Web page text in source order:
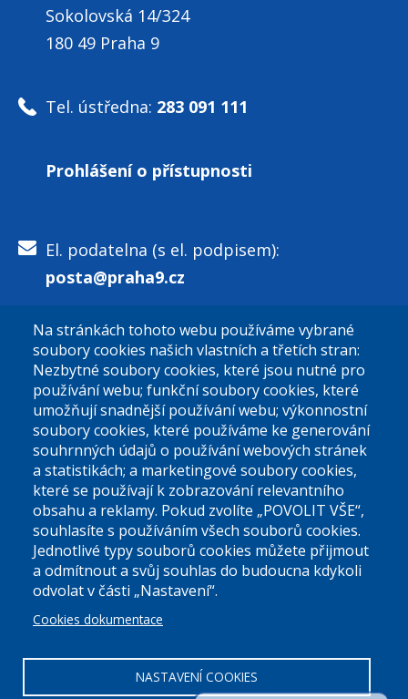
Sokolovská 14/324
180 49 Praha 9
Tel. ústředna: 283 091 111
Prohlášení o přístupnosti
El. podatelna (s el. podpisem):
posta@praha9.cz
El. podatelna (bez el. podpisu):
podatelna@praha9.cz
Úřední dny:
Po a St: 08.00-12.00; 13.00-18.00
Úřední hodiny
00063894DIČ:CZ00063894
Na stránkách tohoto webu používáme vybrané
soubory cookies našich vlastních a třetích stran:
Nezbytné soubory cookies, které jsou nutné pro
používání webu; funkční soubory cookies, které
umožňují snadnější používání webu; výkonnostní
soubory cookies, které používáme ke generování
souhrnných údajů o používání webových stránek
a statistikách; a marketingové soubory cookies,
které se používají k zobrazování relevantního
obsahu a reklamy. Pokud zvolíte „POVOLIT VŠE“,
souhlasíte s používáním všech souborů cookies.
Jednotlivé typy souborů cookies můžete přijmout
a odmítnout a svůj souhlas do budoucna kdykoli
odvolat v části „Nastavení“.
Cookies dokumentace
NASTAVENÍ COOKIES